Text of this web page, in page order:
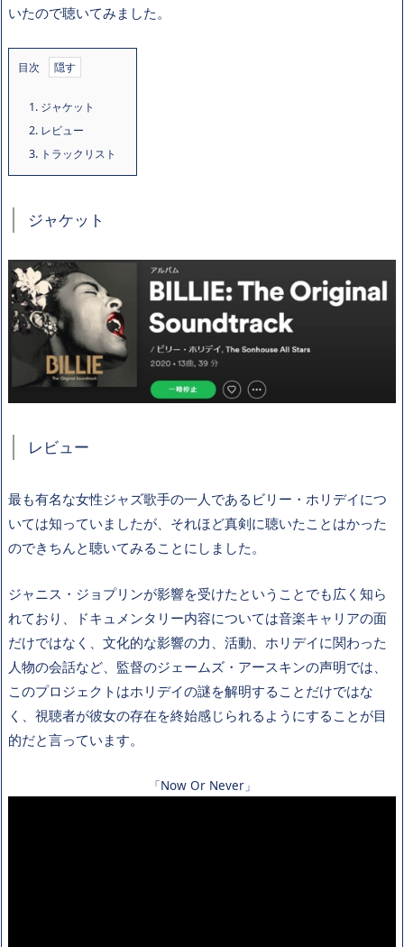
いたので聴いてみました。
目次
1. ジャケット
2. レビュー
3. トラックリスト
ジャケット
レビュー
最も有名な女性ジャズ歌手の一人であるビリー・ホリデイにつ
いては知っていましたが、それほど真剣に聴いたことはかった
のできちんと聴いてみることにしました。
ジャニス・ジョプリンが影響を受けたということでも広く知ら
れており、ドキュメンタリー内容については音楽キャリアの面
だけではなく、文化的な影響の力、活動、ホリデイに関わった
人物の会話など、監督のジェームズ・アースキンの声明では、
このプロジェクトはホリデイの謎を解明することだけではな
く、視聴者が彼女の存在を終始感じられるようにすることが目
的だと言っています。
「Now Or Never」